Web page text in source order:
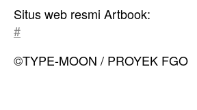
Situs web resmi Artbook:
#
©TYPE-MOON / PROYEK FGO